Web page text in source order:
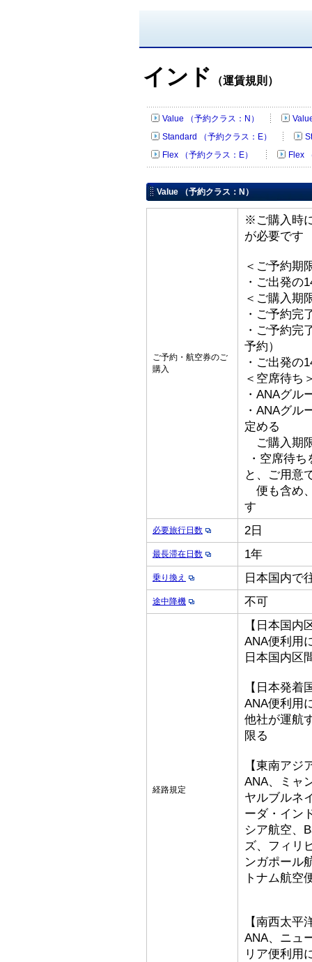
インド （運賃規則）
Value （予約クラス：N）
Standard （予約クラス：E）
Flex （予約クラス：E）
Flex
Value （予約クラス：N）
ご予約・航空券のご
購入
※ご購入時
が必要です
＜ご予約期
・ご出発の
＜ご購入期
・ご予約完
・ご予約完
予約）
・ご出発の
＜空席待ち
・ANAグル
・ANAグル
定める
ご購入期
・空席待
と、ご用意
便も含め
す
必要旅行日数 2日
最長滞在日数 1年
乗り換え 日本国内で
途中降機 不可
経路規定
【日本国内
ANA便利用
日本国内区
【日本発着
ANA便利用
他社が運航
限る
【東南アジ
ANA、ミャ
ヤルブルネ
ーダ・イン
シア航空、
ズ、フィリ
ンガポール
トナム航空
【南西太平
ANA、ニュ
リア便利用